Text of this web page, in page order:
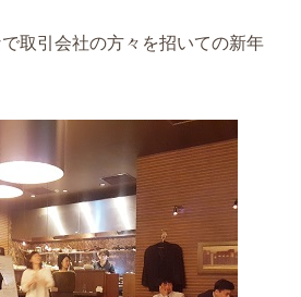
取引会社の方々を招いての新年